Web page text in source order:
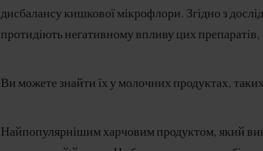
дисбалансу кишкової мікрофлори. Згідно з
протидіють негативному впливу цих препаратів,
Ви можете знайти їх у молочних продуктах,
Найпопулярнішим харчовим продуктом, який